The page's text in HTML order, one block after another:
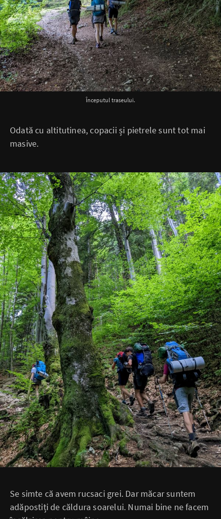
Începutul traseului.
Odată cu altitutinea, copacii și pietrele sunt tot mai
masive.
Se simte că avem rucsaci grei. Dar măcar suntem
adăpostiți de căldura soarelui. Numai bine ne facem